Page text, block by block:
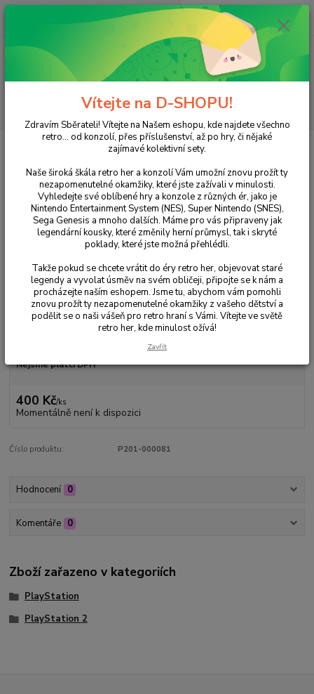
Menu
(Po-Pá, 15:00-20:00 hod.)
ks
0 Kč
PlayStation 2 Grand Theft Auto: San Andreas
Grand Theft Auto: San Andreas
Ohodnotit produkt
Nejsme plátci DPH
400 Kč/ks
Momentálně není k dispozici
Číslo produktu: P201-000081
Hodnocení 0
Komentáře 0
Zboží zařazeno v kategoriích
PlayStation
PlayStation 2
Vítejte na D-SHOPU!
Zdravím Sběrateli! Vítejte na Našem eshopu, kde najdete všechno
retro... od konzolí, přes příslušenství, až po hry, či nějaké
zajímavé kolektivní sety.
Naše široká škála retro her a konzolí Vám umožní znovu prožít ty
nezapomenutelné okamžiky, které jste zažívali v minulosti.
Vyhledejte své oblíbené hry a konzole z různých ér, jako je
Nintendo Entertainment System (NES), Super Nintendo (SNES),
Sega Genesis a mnoho dalších. Máme pro vás připraveny jak
legendární kousky, které změnily herní průmysl, tak i skryté
poklady, které jste možná přehlédli.
Takže pokud se chcete vrátit do éry retro her, objevovat staré
legendy a vyvolat úsměv na svém obličeji, připojte se k nám a
procházejte naším eshopem. Jsme tu, abychom vám pomohli
znovu prožít ty nezapomenutelné okamžiky z vašeho dětství a
podělit se o naši vášeň pro retro hraní s Vámi. Vítejte ve světě
retro her, kde minulost ožívá!
Zavřít